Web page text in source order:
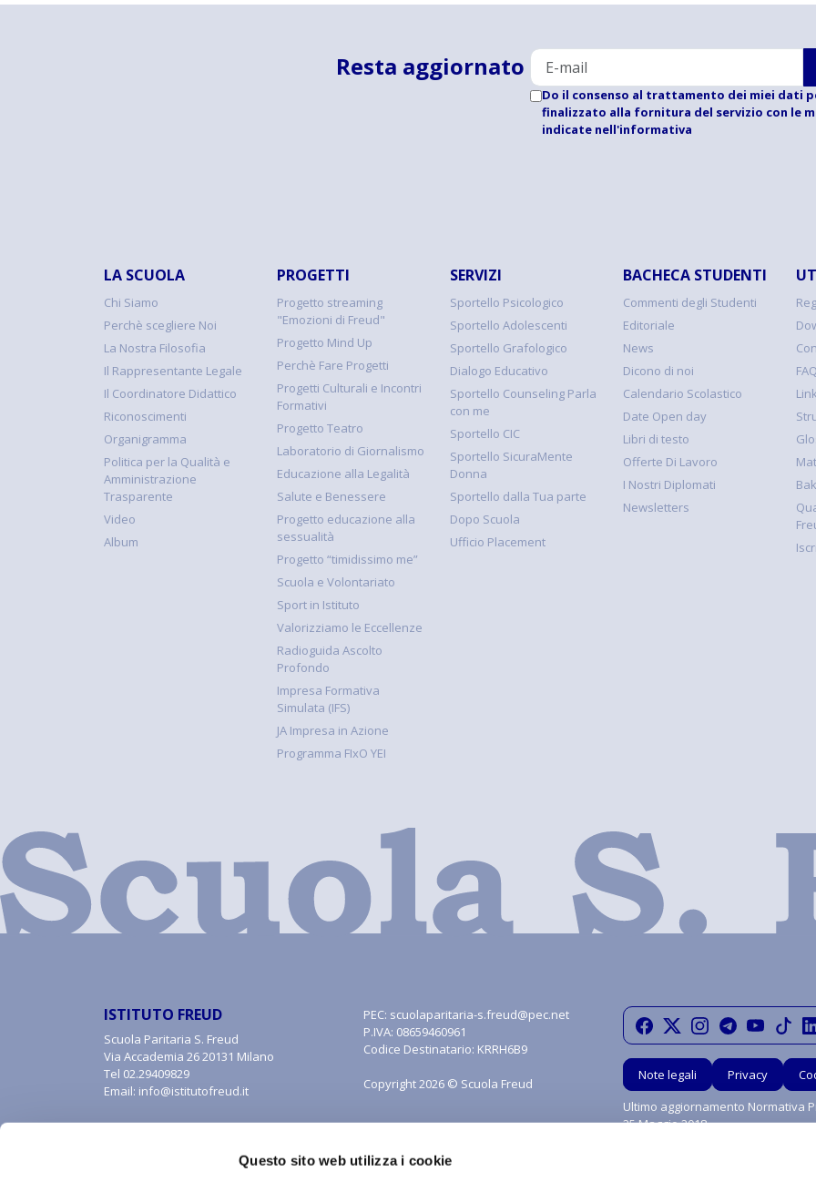
Questo sito web utilizza i cookie
Resta aggiornato
Do il consenso al trattamento dei miei dati
finalizzato alla fornitura del servizio con le
indicate nell'informativa
LA SCUOLA
Chi Siamo
Perchè scegliere Noi
La Nostra Filosofia
Il Rappresentante Legale
Il Coordinatore Didattico
Riconoscimenti
Organigramma
Politica per la Qualità e
Amministrazione
Trasparente
Video
Album
PROGETTI
Progetto streaming
"Emozioni di Freud"
Progetto Mind Up
Perchè Fare Progetti
Progetti Culturali e Incontri
Formativi
Progetto Teatro
Laboratorio di Giornalismo
Educazione alla Legalità
Salute e Benessere
Progetto educazione alla
sessualità
Progetto “timidissimo me”
Scuola e Volontariato
Sport in Istituto
Valorizziamo le Eccellenze
Radioguida Ascolto
Profondo
Impresa Formativa
Simulata (IFS)
JA Impresa in Azione
Programma FIxO YEI
SERVIZI
Sportello Psicologico
Sportello Adolescenti
Sportello Grafologico
Dialogo Educativo
Sportello Counseling Parla
con me
Sportello CIC
Sportello SicuraMente
Donna
Sportello dalla Tua parte
Dopo Scuola
Ufficio Placement
BACHECA STUDENTI
Commenti degli Studenti
Editoriale
News
Dicono di noi
Calendario Scolastico
Date Open day
Libri di testo
Offerte Di Lavoro
I Nostri Diplomati
Newsletters
FAQ
ISTITUTO FREUD
Scuola Paritaria S. Freud
Via Accademia 26 20131 Milano
Tel 02.29409829
Email: info@istitutofreud.it
PEC: scuolaparitaria-s.freud@pec.net
P.IVA: 08659460961
Codice Destinatario: KRRH6B9
Copyright 2026 © Scuola Freud
Note legali Privacy
Ultimo aggiornamento Normativa
25 Maggio 2018